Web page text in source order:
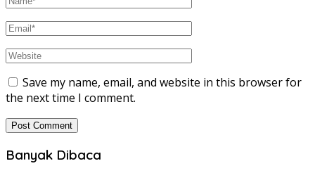
Save my name, email, and website in this browser for
the next time I comment.
Banyak Dibaca